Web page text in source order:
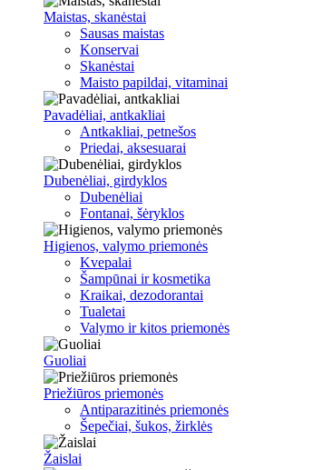
Maistas, skanėstai
Sausas maistas
Konservai
Skanėstai
Maisto papildai, vitaminai
Pavadėliai, antkakliai
Antkakliai, petnešos
Priedai, aksesuarai
Dubenėliai, girdyklos
Dubenėliai
Fontanai, šėryklos
Higienos, valymo priemonės
Kvepalai
Šampūnai ir kosmetika
Kraikai, dezodorantai
Tualetai
Valymo ir kitos priemonės
Guoliai
Priežiūros priemonės
Antiparazitinės priemonės
Šepečiai, šukos, žirklės
Žaislai